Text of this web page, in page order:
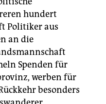
hundert
Politiker aus
an die
Spenden für
werben für
besonders